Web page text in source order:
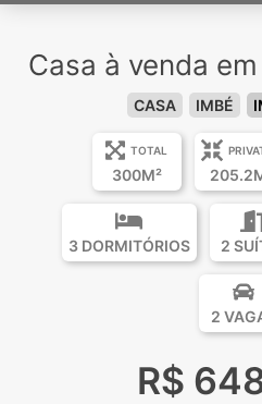
Casa à venda
CASA IMBÉ
TOTAL
300M²
3 DORMITÓRIOS 2
2
R$